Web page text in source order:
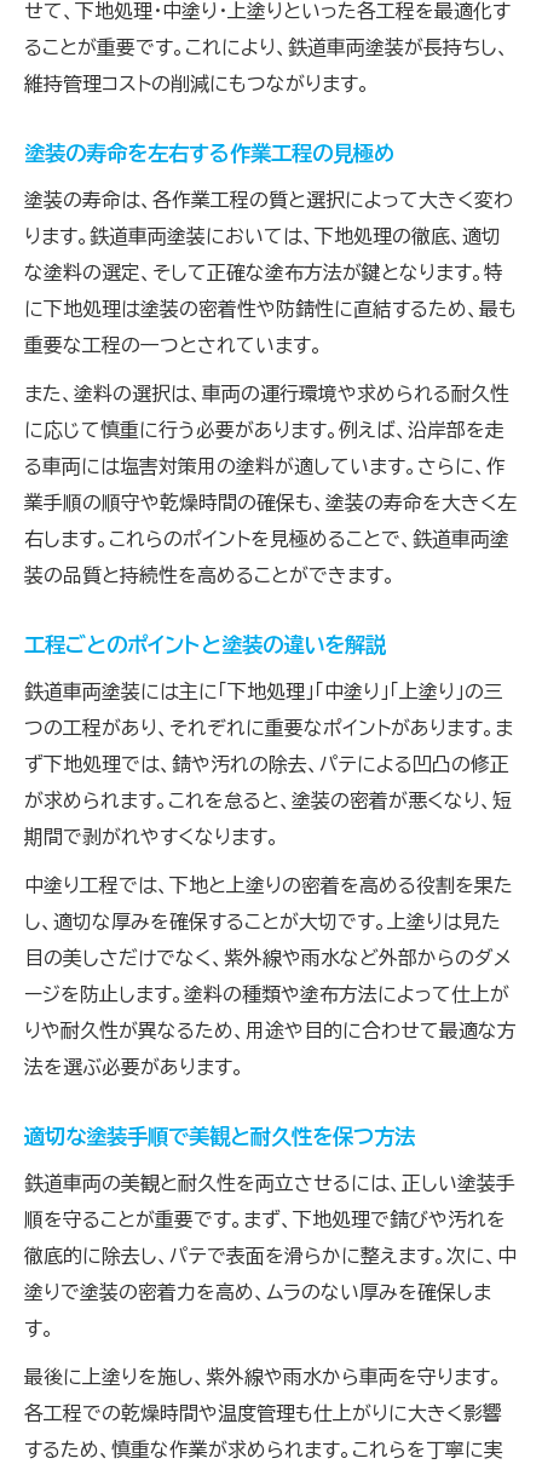
せて、下地処理・中塗り・上塗りといった各工程を最適化す
ることが重要です。これにより、鉄道車両塗装が長持ちし、
維持管理コストの削減にもつながります。
塗装の寿命を左右する作業工程の見極め
塗装の寿命は、各作業工程の質と選択によって大きく変わ
ります。鉄道車両塗装においては、下地処理の徹底、適切
な塗料の選定、そして正確な塗布方法が鍵となります。特
に下地処理は塗装の密着性や防錆性に直結するため、最も
重要な工程の一つとされています。
また、塗料の選択は、車両の運行環境や求められる耐久性
に応じて慎重に行う必要があります。例えば、沿岸部を走
る車両には塩害対策用の塗料が適しています。さらに、作
業手順の順守や乾燥時間の確保も、塗装の寿命を大きく左
右します。これらのポイントを見極めることで、鉄道車両塗
装の品質と持続性を高めることができます。
工程ごとのポイントと塗装の違いを解説
鉄道車両塗装には主に「下地処理」「中塗り」「上塗り」の三
つの工程があり、それぞれに重要なポイントがあります。ま
ず下地処理では、錆や汚れの除去、パテによる凹凸の修正
が求められます。これを怠ると、塗装の密着が悪くなり、短
期間で剥がれやすくなります。
中塗り工程では、下地と上塗りの密着を高める役割を果た
し、適切な厚みを確保することが大切です。上塗りは見た
目の美しさだけでなく、紫外線や雨水など外部からのダメ
ージを防止します。塗料の種類や塗布方法によって仕上が
りや耐久性が異なるため、用途や目的に合わせて最適な方
法を選ぶ必要があります。
適切な塗装手順で美観と耐久性を保つ方法
鉄道車両の美観と耐久性を両立させるには、正しい塗装手
順を守ることが重要です。まず、下地処理で錆びや汚れを
徹底的に除去し、パテで表面を滑らかに整えます。次に、中
塗りで塗装の密着力を高め、ムラのない厚みを確保しま
す。
最後に上塗りを施し、紫外線や雨水から車両を守ります。
各工程での乾燥時間や温度管理も仕上がりに大きく影響
するため、慎重な作業が求められます。これらを丁寧に実